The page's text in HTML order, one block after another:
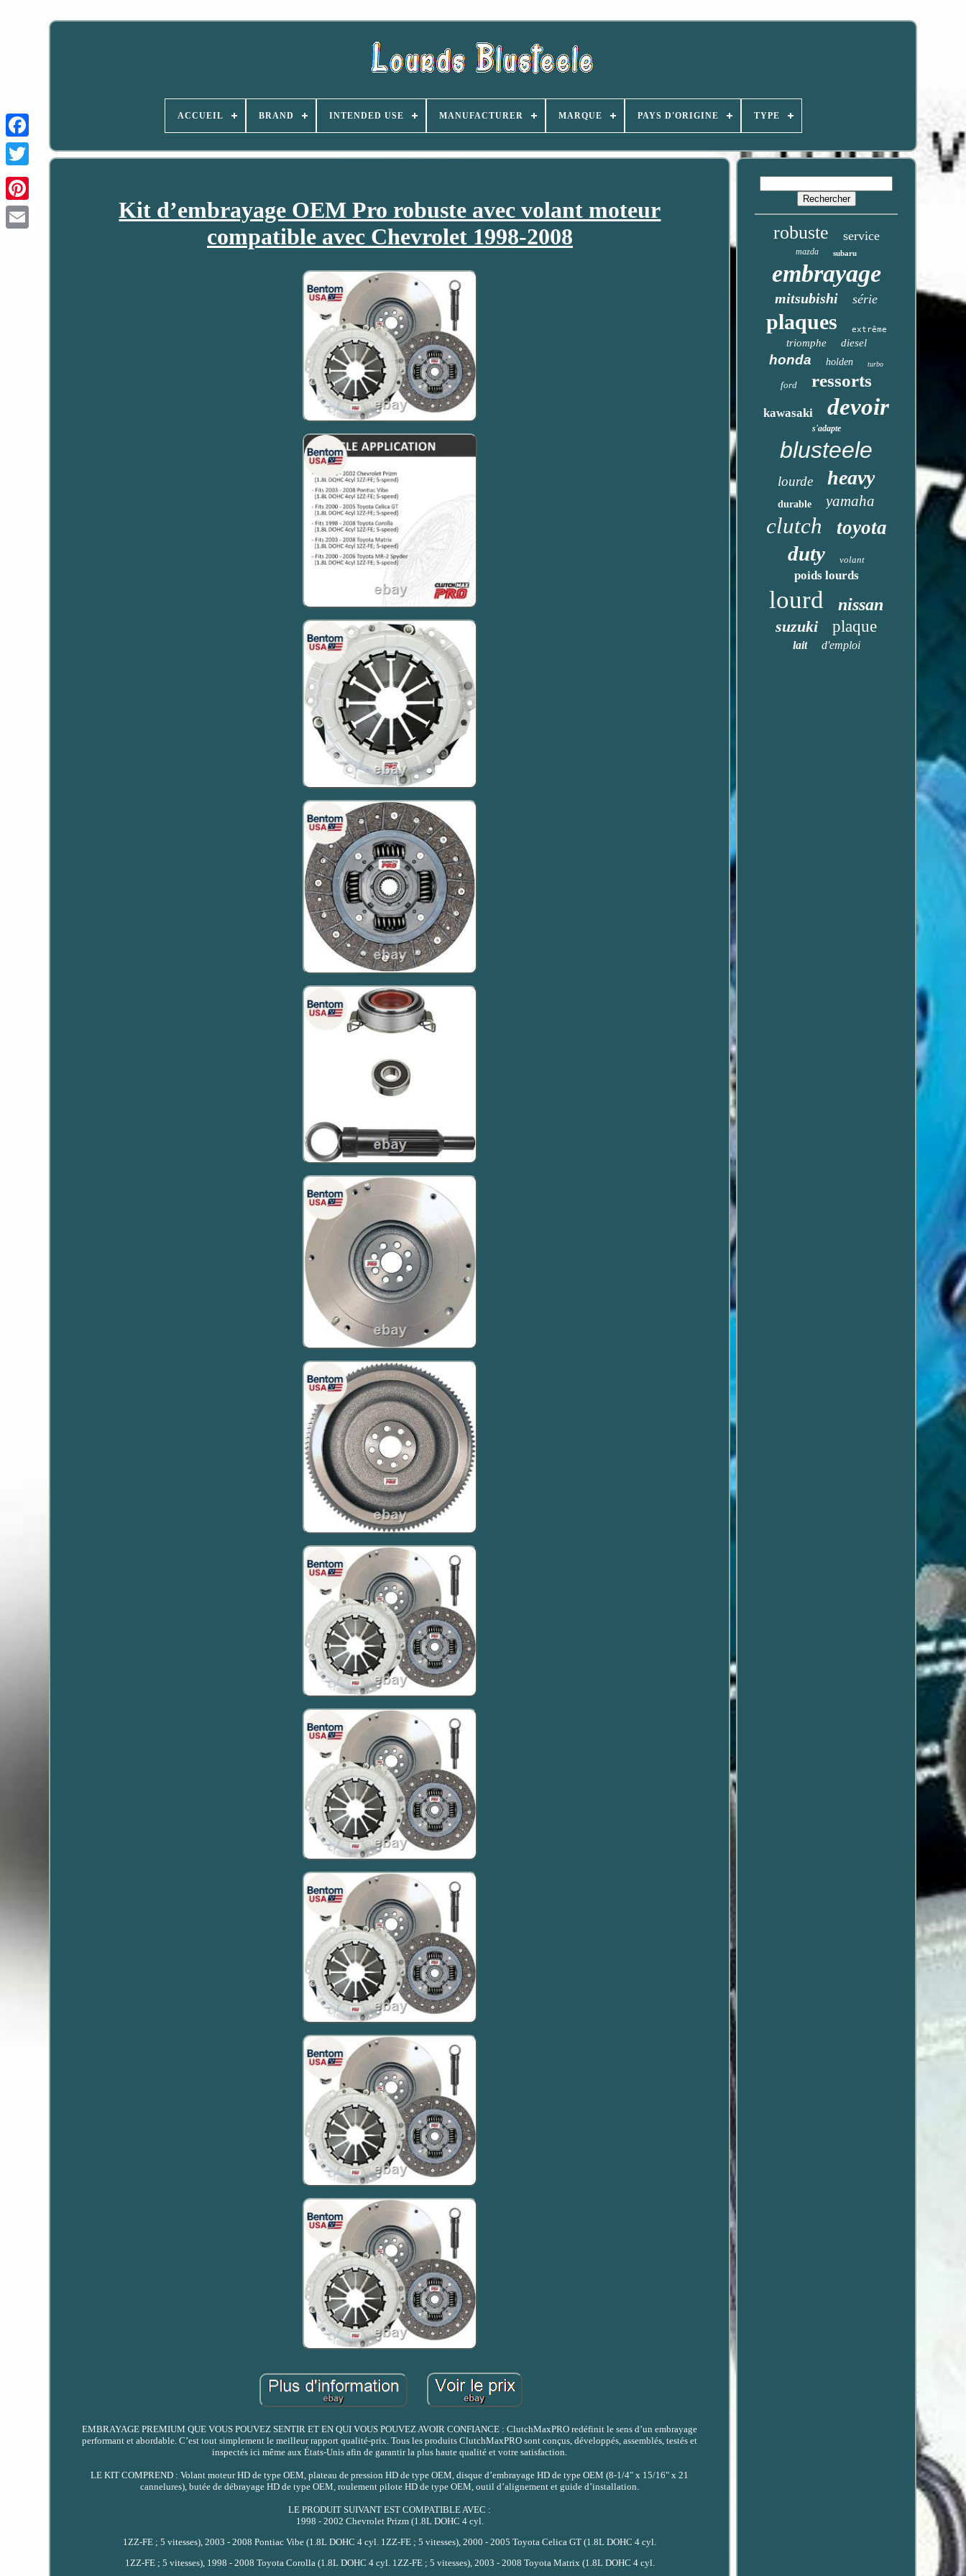
ACCUEIL BRAND INTENDED USE MANUFACTURER MARQUE PAYS D'ORIGINE TYPE
Kit d’embrayage OEM Pro robuste avec volant moteur
compatible avec Chevrolet 1998-2008
EMBRAYAGE PREMIUM QUE VOUS POUVEZ SENTIR ET EN QUI VOUS POUVEZ AVOIR CONFIANCE : ClutchMaxPRO redéfinit le sens d’un embrayage
performant et abordable. C’est tout simplement le meilleur rapport qualité-prix. Tous les produits ClutchMaxPRO sont conçus, développés, assemblés, testés et
inspectés ici même aux États-Unis afin de garantir la plus haute qualité et votre satisfaction.
LE KIT COMPREND : Volant moteur HD de type OEM, plateau de pression HD de type OEM, disque d’embrayage HD de type OEM (8-1/4" x 15/16" x 21
cannelures), butée de débrayage HD de type OEM, roulement pilote HD de type OEM, outil d’alignement et guide d’installation.
LE PRODUIT SUIVANT EST COMPATIBLE AVEC :
1998 - 2002 Chevrolet Prizm (1.8L DOHC 4 cyl.
1ZZ-FE ; 5 vitesses), 2003 - 2008 Pontiac Vibe (1.8L DOHC 4 cyl. 1ZZ-FE ; 5 vitesses), 2000 - 2005 Toyota Celica GT (1.8L DOHC 4 cyl.
1ZZ-FE ; 5 vitesses), 1998 - 2008 Toyota Corolla (1.8L DOHC 4 cyl. 1ZZ-FE ; 5 vitesses), 2003 - 2008 Toyota Matrix (1.8L DOHC 4 cyl.
robuste service
mazda subaru
embrayage
mitsubishi série
plaques extrême
triomphe diesel
honda holden turbo
ford ressorts
kawasaki devoir
s'adapte
blusteele
lourde heavy
durable yamaha
clutch toyota
duty volant
poids lourds
lourd nissan
suzuki plaque
lait d'emploi